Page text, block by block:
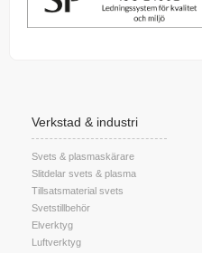
Verkstad & industri
Svets & plasmaskärare
Slitdelar svets & plasma
Tillsatsmaterial svets
Svetstillbehör
Elverktyg
Luftverktyg